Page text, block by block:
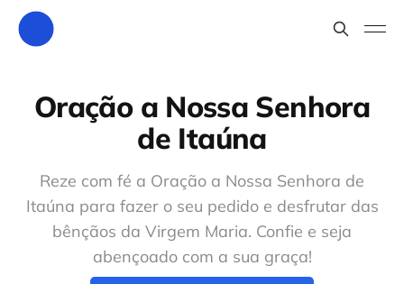
Oração a Nossa Senhora
de Itaúna
Reze com fé a Oração a Nossa Senhora de
Itaúna para fazer o seu pedido e desfrutar das
bênçãos da Virgem Maria. Confie e seja
abençoado com a sua graça!